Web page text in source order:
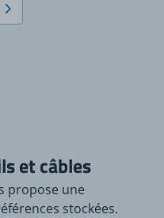
page
et câbles
propose une
stockées.